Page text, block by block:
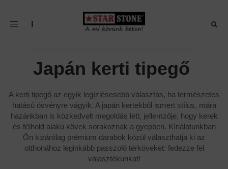
Toggle navigation
Japán kerti tipegő
A kerti tipegő az egyik legízlésesebb választás, ha természetes
hatású ösvényre vágyik. A japán kertekből ismert stílus, mára
hazánkban is közkedvelt megoldás lett, jellemzője, hogy kerek
és félhold alakú kövek sorakoznak a gyepben. Kínálatunkban
Ön kizárólag prémium darabok közül választhatja ki az
otthonához leginkább passzoló térköveket: fedezze fel
választékunkat!